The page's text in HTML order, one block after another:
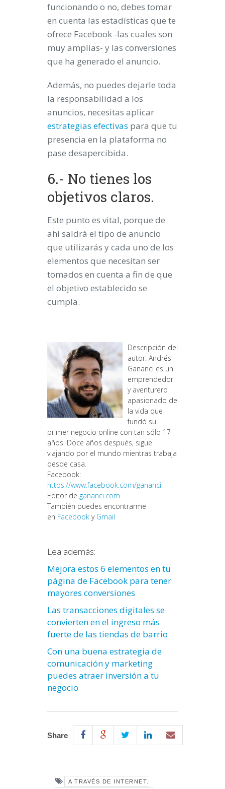
funcionando o no, debes tomar
en cuenta las estadísticas que te
ofrece Facebook -las cuales son
muy amplias- y las conversiones
que ha generado el anuncio.
Además, no puedes dejarle toda
la responsabilidad a los
anuncios, necesitas aplicar
estrategias efectivas para que tu
presencia en la plataforma no
pase desapercibida.
6.- No tienes los
objetivos claros.
Este punto es vital, porque de
ahí saldrá el tipo de anuncio
que utilizarás y cada uno de los
elementos que necesitan ser
tomados en cuenta a fin de que
el objetivo establecido se
cumpla.
Descripción del
autor: Andrés
Gananci es un
emprendedor
y aventurero
apasionado de
la vida que
fundó su
primer negocio online con tan sólo 17
años. Doce años después, sigue
viajando por el mundo mientras trabaja
desde casa.
Facebook:
https://www.facebook.com/gananci
Editor de gananci.com
También puedes encontrarme
en Facebook y Gmail
Lea además:
Mejora estos 6 elementos en tu
página de Facebook para tener
mayores conversiones
Las transacciones digitales se
convierten en el ingreso más
fuerte de las tiendas de barrio
Con una buena estrategia de
comunicación y marketing
puedes atraer inversión a tu
negocio
Share
A TRAVÉS DE INTERNET.